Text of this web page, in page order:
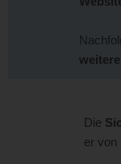
Die
er von